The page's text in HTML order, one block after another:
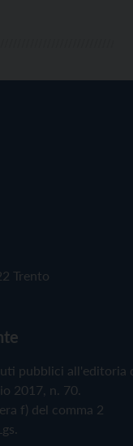
Trento
pubblici all'editoria
2017, n. 70.
f) del comma 2